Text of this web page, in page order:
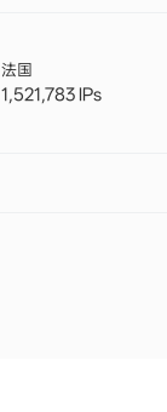
法国
1,521,783 IPs